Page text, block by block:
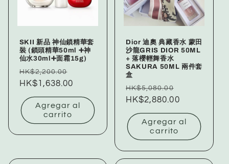
n
SKII 新品 神仙鎖精華套
裝 (鎖頭精華50ml ➕神
仙水30ml➕面霜15g)
Precio
habitual
HK$2,200.00
de
oferta
HK$1,638.00
Agregar al
carrito
Dior 迪奧 典藏香水 蒙田
沙龍GRIS DIOR 50ML
+ 落櫻輕舞香水
SAKURA 50ML 兩件套
盒
Precio
habitual
HK$5,080.00
de
oferta
HK$2,880.00
Agregar al
carrito